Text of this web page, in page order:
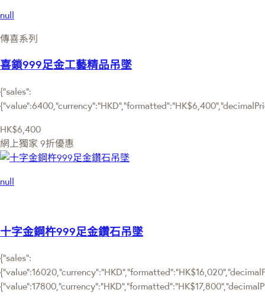
null
傳喜系列
喜鎖999足金工藝精品吊墜
{"sales":
HK$6,400
網上獨家 9折優惠
null
十字金鋼杵999足金鑽石吊墜
{"sales":